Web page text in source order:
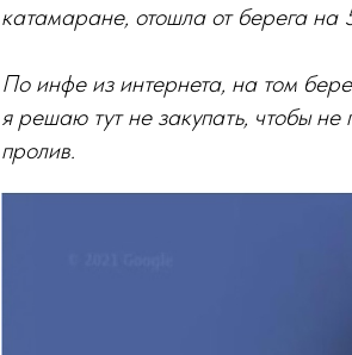
катамаране, отошла от берега на
По инфе из интернета, на том
я решаю тут не закупать, чтобы
пролив.